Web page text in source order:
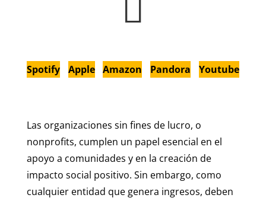
Spotify Apple Amazon Pandora Youtube
Las organizaciones sin fines de lucro, o
nonprofits, cumplen un papel esencial en el
apoyo a comunidades y en la creación de
impacto social positivo. Sin embargo, como
cualquier entidad que genera ingresos, deben